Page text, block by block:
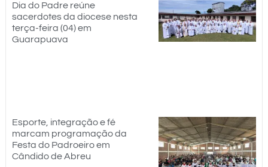
Dia do Padre reúne
sacerdotes da diocese nesta
terça-feira (04) em
Guarapuava
Esporte, integração e fé
marcam programação da
Festa do Padroeiro em
Cândido de Abreu